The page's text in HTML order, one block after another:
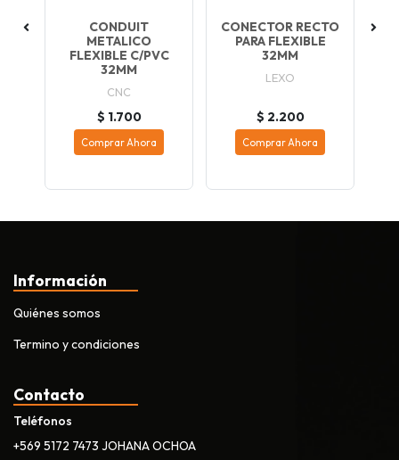
CONDUIT
METALICO
FLEXIBLE C/PVC
32MM
CNC
$ 1.700
Comprar Ahora
CONECTOR RECTO
PARA FLEXIBLE
32MM
LEXO
$ 2.200
Comprar Ahora
Información
Quiénes somos
Termino y condiciones
Contacto
Teléfonos
+569 5172 7473 JOHANA OCHOA